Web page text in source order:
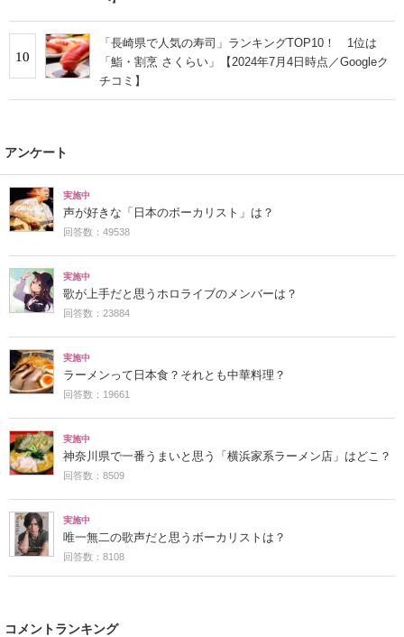
10
「長崎県で人気の寿司」ランキングTOP10！ 1位は
「鮨・割烹 さくらい」【2024年7月4日時点／Googleク
チコミ】
アンケート
実施中
声が好きな「日本のボーカリスト」は？
回答数：49538
実施中
歌が上手だと思うホロライブのメンバーは？
回答数：23884
実施中
ラーメンって日本食？それとも中華料理？
回答数：19661
実施中
神奈川県で一番うまいと思う「横浜家系ラーメン店」はどこ？
回答数：8509
実施中
唯一無二の歌声だと思うボーカリストは？
回答数：8108
コメントランキング